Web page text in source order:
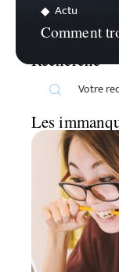
Actu
Comment
Recherche
Les